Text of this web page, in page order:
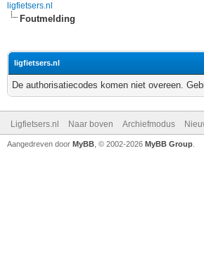
ligfietsers.nl
Foutmelding
ligfietsers.nl
De authorisatiecodes komen niet overeen.
Ligfietsers.nl Naar boven Archiefmodus
Aangedreven door MyBB , © 2002-2026 MyBB Group